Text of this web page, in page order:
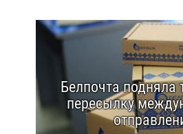
Белпочта
пересылку